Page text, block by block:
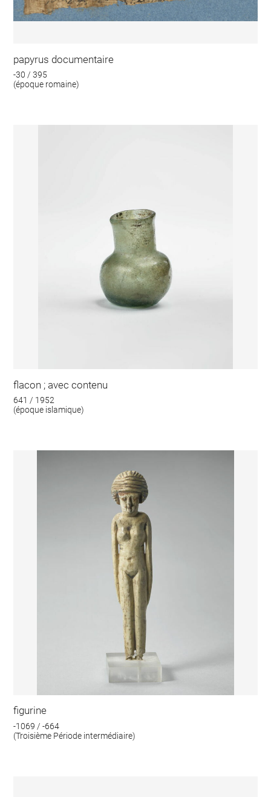
papyrus documentaire
-30 / 395
(époque romaine)
flacon ; avec contenu
641 / 1952
(époque islamique)
figurine
-1069 / -664
(Troisième Période intermédiaire)